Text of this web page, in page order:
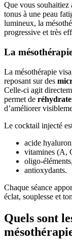
Que vous souhaitiez
tonus à une peau
lumineux, la
progressive et très
La
La mésothérapie
reposant sur des
Celle-ci agit
permet de
d’améliorer
Le cocktail injecté
acide
vitamines (A,
oligo-éléments,
antioxydants.
Chaque séance
éclat, souplesse et
Quels sont